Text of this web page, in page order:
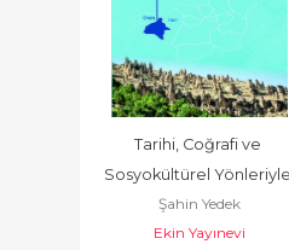
Tarihi, Coğrafi ve
Sosyokültürel Yönleriyle
Çermik / Şahin Yedek
Şahin Yedek
Ekin Yayınevi